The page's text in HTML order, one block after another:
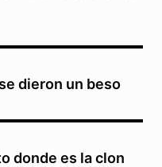
dieron un beso
donde es la clon